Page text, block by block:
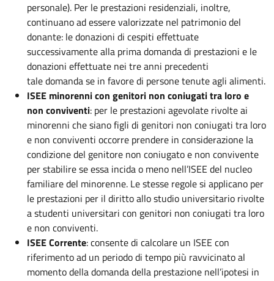
personale). Per le prestazioni residenziali, inoltre,
continuano ad essere valorizzate nel patrimonio del
donante: le donazioni di cespiti effettuate
successivamente alla prima domanda di prestazioni e le
donazioni effettuate nei tre anni precedenti
tale domanda se in favore di persone tenute agli alimenti.
ISEE minorenni con genitori non coniugati tra loro e
non conviventi: per le prestazioni agevolate rivolte ai
minorenni che siano figli di genitori non coniugati tra loro
e non conviventi occorre prendere in considerazione la
condizione del genitore non coniugato e non convivente
per stabilire se essa incida o meno nell’ISEE del nucleo
familiare del minorenne. Le stesse regole si applicano per
le prestazioni per il diritto allo studio universitario rivolte
a studenti universitari con genitori non coniugati tra loro
e non conviventi.
ISEE Corrente: consente di calcolare un ISEE con
riferimento ad un periodo di tempo più ravvicinato al
momento della domanda della prestazione nell’ipotesi in